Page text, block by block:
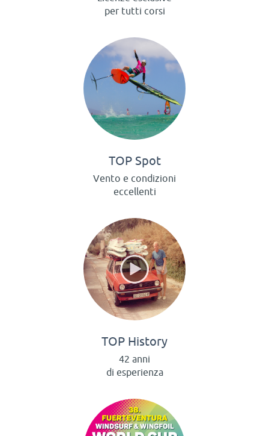
per tutti corsi
TOP Spot
Vento e condizioni
eccellenti
TOP History
42 anni
di esperienza